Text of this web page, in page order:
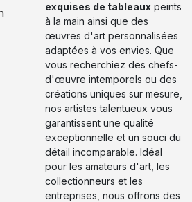
exquises de tableaux peints
à la main ainsi que des
œuvres d'art personnalisées
adaptées à vos envies. Que
vous recherchiez des chefs-
d'œuvre intemporels ou des
créations uniques sur mesure,
nos artistes talentueux vous
garantissent une qualité
exceptionnelle et un souci du
détail incomparable. Idéal
pour les amateurs d'art, les
collectionneurs et les
entreprises, nous offrons des